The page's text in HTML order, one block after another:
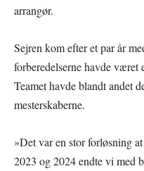
arrangør.
Sejren kom efter et par år
forberedelserne havde været
Teamet havde blandt andet
mesterskaberne.
»Det var en stor forløsning
2023 og 2024 endte vi med